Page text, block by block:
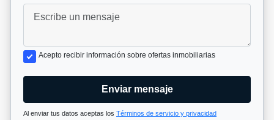
Acepto recibir información sobre ofertas inmobiliarias
Enviar mensaje
Al enviar tus datos aceptas los Términos de servicio y privacidad